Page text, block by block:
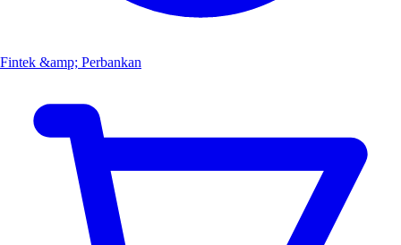
Fintek &amp; Perbankan